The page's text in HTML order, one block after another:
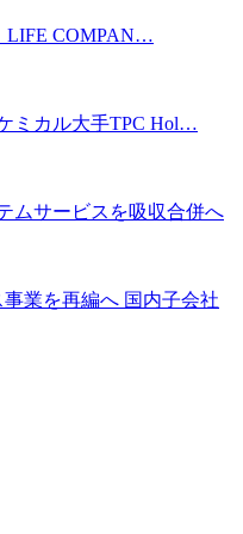
LIFE COMPAN…
ミカル大手TPC Hol…
ムサービスを吸収合併へ
業を再編へ 国内子会社